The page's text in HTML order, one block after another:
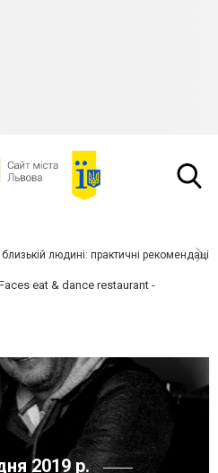
людині: практичні рекомендації
eat & dance restaurant -
2019 р.